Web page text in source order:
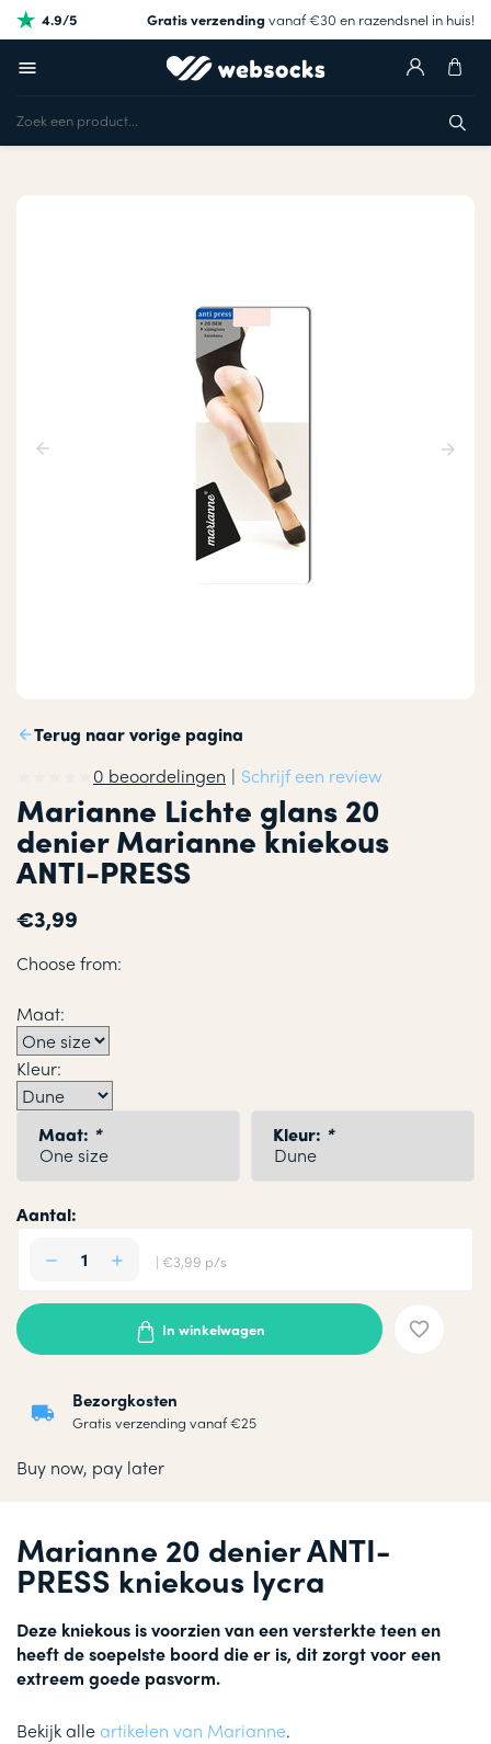
4.9/5 Gratis verzendingvanaf €30 en razendsnel in huis!
Terug naar vorige pagina
0 beoordelingen | Schrijf een review
Marianne Lichte glans 20
denier Marianne kniekous
ANTI-PRESS
€3,99
Choose from:
Maat:
Kleur:
Maat: * Kleur: *
Aantal:
| €3,99 p/s
Bezorgkosten
Gratis verzending vanaf €25
In winkelwagen
Buy now, pay later
Marianne 20 denier ANTI-
PRESS kniekous lycra
Deze kniekous is voorzien van een versterkte teen en
heeft de soepelste boord die er is, dit zorgt voor een
extreem goede pasvorm.
Bekijk alleartikelen van Marianne.